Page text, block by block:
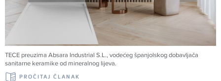
TECE preuzima Absara Industrial S.L., vodećeg španjolskog dobavljača
sanitarne keramike od mineralnog lijeva.
PROČITAJ ČLANAK